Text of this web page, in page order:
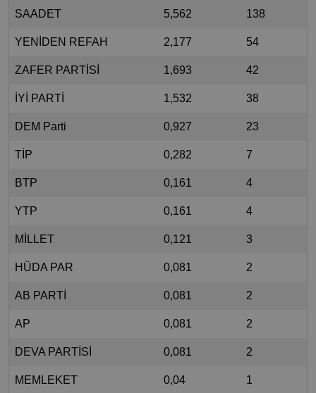
SAADET 5,562 138
YENİDEN REFAH 2,177 54
ZAFER PARTİSİ 1,693 42
İYİ PARTİ 1,532 38
DEM Parti 0,927 23
TİP 0,282 7
BTP 0,161 4
YTP 0,161 4
MİLLET 0,121 3
HÜDA PAR 0,081 2
AB PARTİ 0,081 2
AP 0,081 2
DEVA PARTİSİ 0,081 2
MEMLEKET 0,04 1